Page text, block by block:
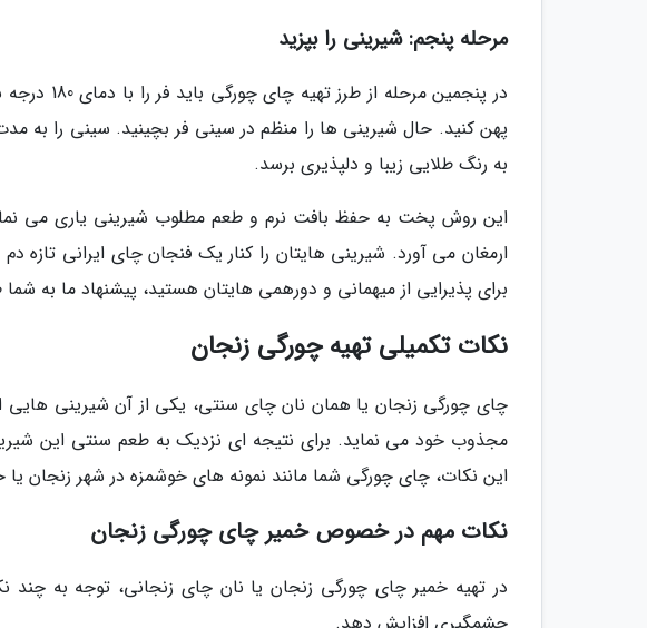
مرحله پنجم: شیرینی را بپزید
در پنجمین
به رنگ طلایی زیبا و دلپذیری برسد.
این روش پخت به حفظ بافت نرم و طعم مطلوب شیرینی یاری می
ارمغان می آورد. شیرینی هایتان را کنار یک فنجان چای ایرانی
برای پذیرایی از میهمانی و دورهمی هایتان هستید، پیشنهاد ما به
نکات تکمیلی تهیه چورگی زنجان
چای چورگی زنجان یا همان نان چای سنتی، یکی از آن شیرینی
مجذوب خود می نماید. برای نتیجه ای نزدیک به طعم سنتی این
این نکات، چای چورگی شما مانند نمونه های خوشمزه در شهر زنجان
نکات مهم در خصوص خمیر چای چورگی زنجان
در تهیه خمیر چای چورگی زنجان یا نان چای زنجانی، توجه به چند